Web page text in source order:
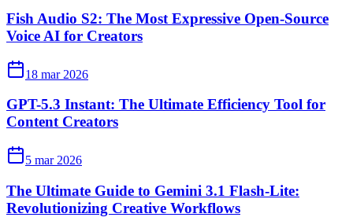
Fish Audio S2: The Most Expressive Open-Source
Voice AI for Creators
18 mar 2026
GPT-5.3 Instant: The Ultimate Efficiency Tool for
Content Creators
5 mar 2026
The Ultimate Guide to Gemini 3.1 Flash-Lite:
Revolutionizing Creative Workflows